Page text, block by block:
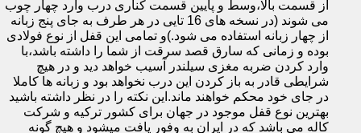
از قسمت بالا،وسط و پایین قسمت کناری درب وارد چهار چوب
می شوند (در نسخه های 16 تایی در هر طرف به جای پنج زبانه
از چهار زبانه استفاده می شود.)و تمامی این قفل از نوع فولادی
بوده و زمانی که سارق قصد سرقت از شما را داشته باشد،با
وارد کردن ضربه مغزی سیلندر آسیب خواهد دید و در هیچ
شرایطی قادر به باز کردن این درب نخواهد بود و زبانه ها کاملا
در جای خود محکم خواهند ماند.این نکته را در نظر داشته باشید
بهترین نوع قفل موجود در جهان برای کشور ترکیه و شرکت
کاله می باشد که در ایران به وفور یافت میشود و هیچ گونه